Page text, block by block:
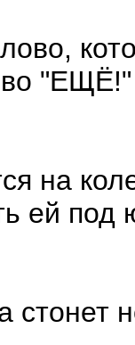
"ЕЩЁ!"
на
ей под